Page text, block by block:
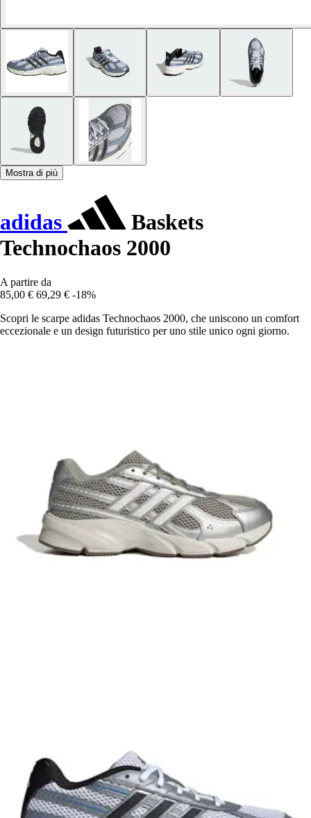
Mostra di più
adidas
Baskets
Technochaos 2000
A partire da
85,00 € 69,29 € -18%
Scopri le scarpe adidas Technochaos 2000, che uniscono un comfort
eccezionale e un design futuristico per uno stile unico ogni giorno.